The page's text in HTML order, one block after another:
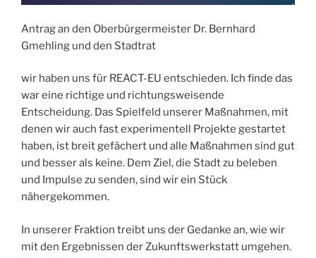
Antrag an den Oberbürgermeister Dr. Bernhard
Gmehling und den Stadtrat
wir haben uns für REACT-EU entschieden. Ich finde das
war eine richtige und richtungsweisende
Entscheidung. Das Spielfeld unserer Maßnahmen, mit
denen wir auch fast experimentell Projekte gestartet
haben, ist breit gefächert und alle Maßnahmen sind gut
und besser als keine. Dem Ziel, die Stadt zu beleben
und Impulse zu senden, sind wir ein Stück
nähergekommen.
In unserer Fraktion treibt uns der Gedanke an, wie wir
mit den Ergebnissen der Zukunftswerkstatt umgehen.